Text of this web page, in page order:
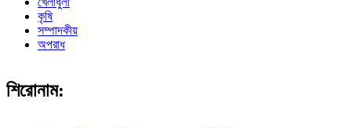
কৃষি
সম্পাদকীয়
অপরাধ
শিরোনাম: